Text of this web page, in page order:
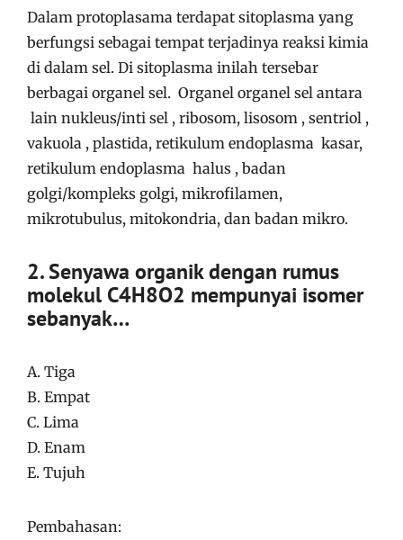
Dalam protoplasama terdapat sitoplasma yang
berfungsi sebagai tempat terjadinya reaksi kimia
di dalam sel. Di sitoplasma inilah tersebar
berbagai organel sel. Organel organel sel antara
lain nukleus/inti sel , ribosom, lisosom , sentriol ,
vakuola , plastida, retikulum endoplasma kasar,
retikulum endoplasma halus , badan
golgi/kompleks golgi, mikrofilamen,
mikrotubulus, mitokondria, dan badan mikro.
2. Senyawa organik dengan rumus
molekul C4H8O2 mempunyai isomer
sebanyak…
A. Tiga
B. Empat
C. Lima
D. Enam
E. Tujuh
Pembahasan: